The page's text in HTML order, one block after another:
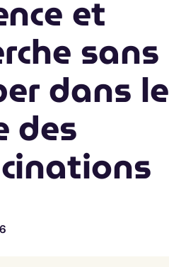
et
sans
dans le
des